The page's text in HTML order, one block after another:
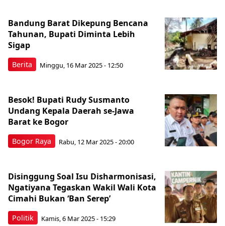
Berita
Bandung Barat Dikepung Bencana
Tahunan, Bupati Diminta Lebih
Sigap
Minggu, 16 Mar 2025 - 12:50
Bogor Raya
Besok! Bupati Rudy Susmanto
Undang Kepala Daerah se-Jawa
Barat ke Bogor
Rabu, 12 Mar 2025 - 20:00
Politik
Disinggung Soal Isu Disharmonisasi,
Ngatiyana Tegaskan Wakil Wali Kota
Cimahi Bukan ‘Ban Serep’
Kamis, 6 Mar 2025 - 15:29